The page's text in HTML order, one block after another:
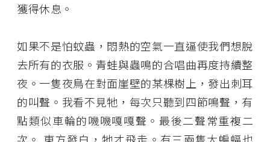
獲得休息。
如果不是怕蚊蟲，悶熱的空氣一直逼使我們想脫
去所有的衣服。青蛙與蟲鳴的合唱曲再度持續整
夜。一隻夜鳥在對面崖壁的某棵樹上，發出刺耳
的叫聲。我看不見牠，每次只聽到四節鳴聲，有
點類似車輪的嘰嘰嘎嘎聲。最後二聲常重複二